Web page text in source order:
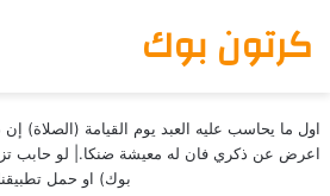
كرتون بوك
اول ما يحاسب عليه العبد يوم القيامة
اعرض عن ذكري فان له معيشة ضنكا.| لو حابب
بوك) او حمل